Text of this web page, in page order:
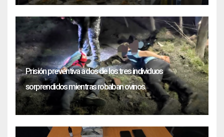
Prisión preventiva a dos de los tres individuos
sorprendidos mientras robaban ovinos.